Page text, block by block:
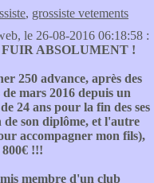
, grossiste vetements
le 26-08-2016 06:18:58 :
FUIR ABSOLUMENT !
250 advance, après des
mars 2016 depuis un
24 ans pour la fin des ses
de son diplôme, et l'autre
accompagner mon fils),
!!!
membre d'un club